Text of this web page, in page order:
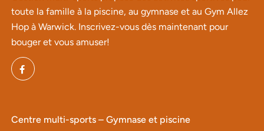
toute la famille à la piscine, au gymnase et au Gym Allez
Hop à Warwick. Inscrivez-vous dès maintenant pour
bouger et vous amuser!
Centre multi-sports – Gymnase et piscine